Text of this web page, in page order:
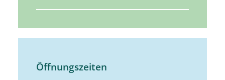
Öffnungszeiten